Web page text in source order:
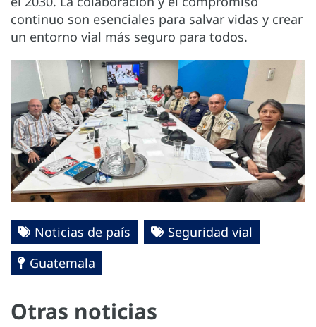
continuo son esenciales para salvar vidas y crear
un entorno vial más seguro para todos.
Noticias de país
Seguridad vial
Guatemala
Otras noticias